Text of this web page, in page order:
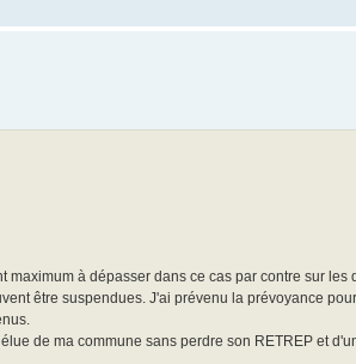
à dépasser dans ce cas par contre sur les
être suspendues. J'ai prévenu la prévoyance
de ma commune sans perdre son RETREP et